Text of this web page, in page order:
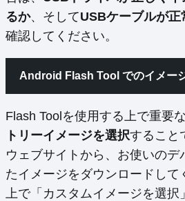
るか、そしてUSBケーブルが
確認してください。
Android Flash Tool でのイメー
Flash Toolを使用する上で重要な
トリーイメージを選択すること
ウェブサイトから、お使いのデ
たイメージをダウンロードして
上で「カスタムイメージを選択